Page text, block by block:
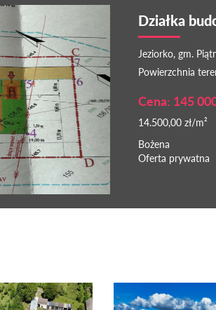
Działka
Jeziorko, gm.
Powierzchnia
Cena: 145
14.500,00 zł/m²
Bożena
Oferta prywatna